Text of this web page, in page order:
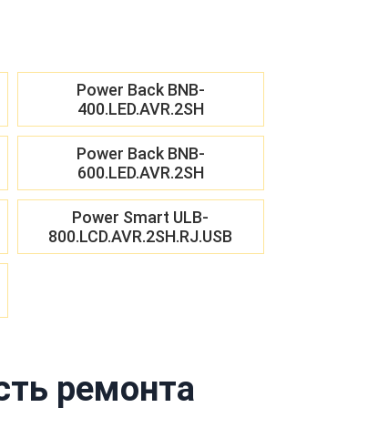
Power Back BNB-
400.LED.AVR.2SH
Power Back BNB-
600.LED.AVR.2SH
Power Smart ULB-
800.LCD.AVR.2SH.RJ.USB
ремонта